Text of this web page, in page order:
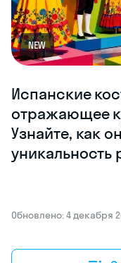
NEW
Испанские
отражающее
Узнайте, как
уникальность
Обновлено: 4 декабря